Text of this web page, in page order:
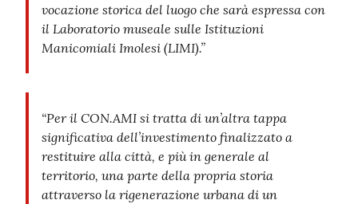
vocazione storica del luogo che sarà espressa con
il Laboratorio museale sulle Istituzioni
Manicomiali Imolesi (LIMI).”
“Per il CON.AMI si tratta di un’altra tappa
significativa dell’investimento finalizzato a
restituire alla città, e più in generale al
territorio, una parte della propria storia
attraverso la rigenerazione urbana di un